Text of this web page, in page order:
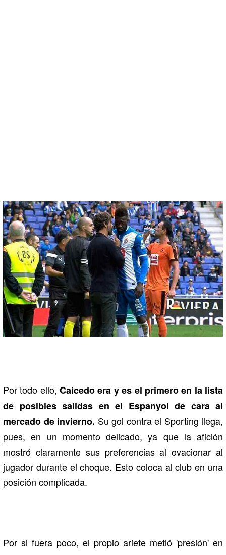
Por todo ello,Caicedo era y es el primero en la lista
de posibles salidas en el Espanyol de cara al
mercado de invierno. Su gol contra el Sporting llega,
pues, en un momento delicado, ya que la afición
mostró claramente sus preferencias al ovacionar al
jugador durante el choque. Esto coloca al club en una
posición complicada.
Por si fuera poco, el propio ariete metió 'presión' en